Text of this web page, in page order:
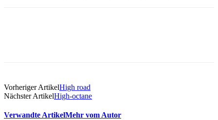
Vorheriger ArtikelHigh road
Nächster ArtikelHigh-octane
Verwandte ArtikelMehr vom Autor